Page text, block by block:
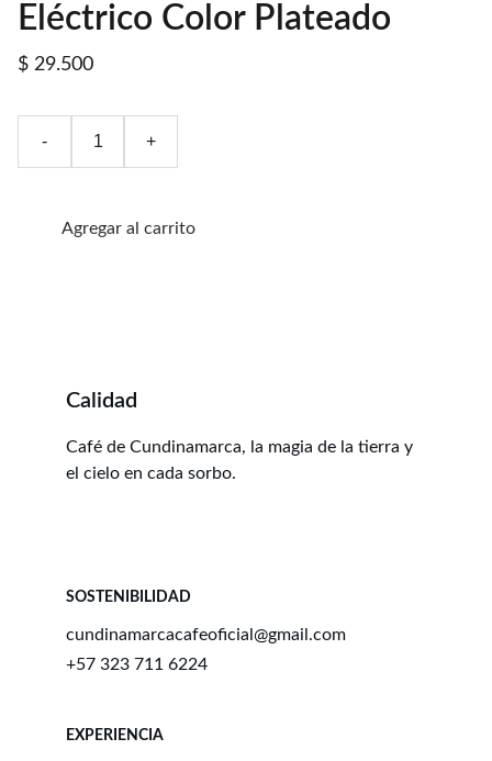
Eléctrico Color Plateado
$ 29.500
- +
Agregar al carrito
Calidad
Café de Cundinamarca, la magia de la tierra y
el cielo en cada sorbo.
SOSTENIBILIDAD
EXPERIENCIA
cundinamarcacafeoficial@gmail.com
+57 323 711 6224